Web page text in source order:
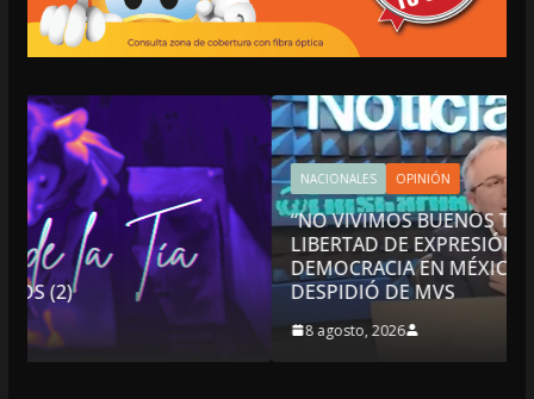
NACIONALES OPINIÓN
“NO VIVIMOS BUENOS TIEMPOS PARA LA
LIBERTAD DE EXPRESIÓN NI PARA LA
DEMOCRACIA EN MÉXICO”: LUIS CÁRDENAS;
DESPIDIÓ DE MVS
8 agosto, 2026